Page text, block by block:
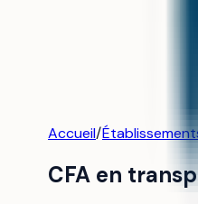
Accueil/
CFA en